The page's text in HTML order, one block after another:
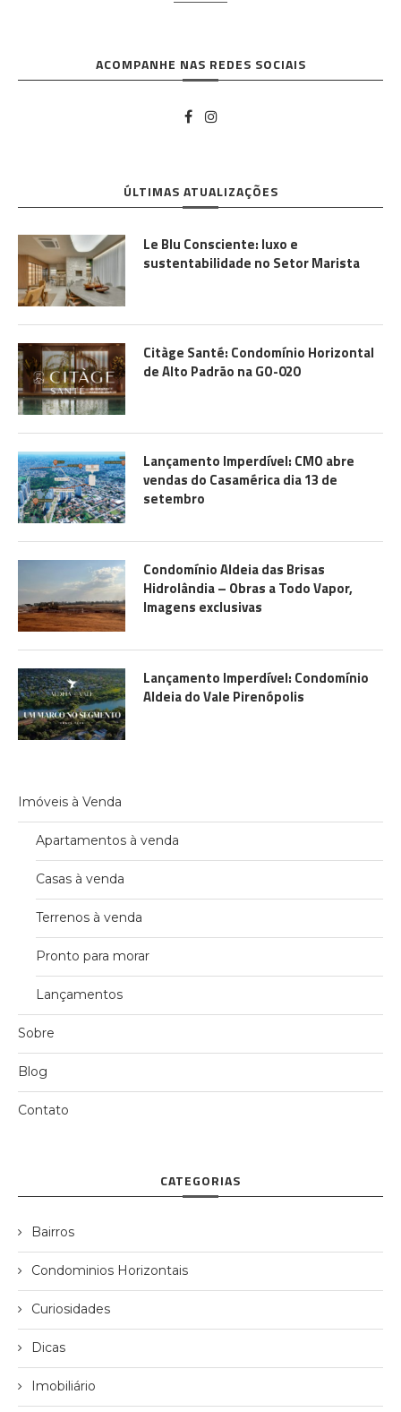
ACOMPANHE NAS REDES SOCIAIS
ÚLTIMAS ATUALIZAÇÕES
Le Blu Consciente: luxo e
sustentabilidade no Setor Marista
Citàge Santé: Condomínio Horizontal
de Alto Padrão na GO-020
Lançamento Imperdível: CMO abre
vendas do Casamérica dia 13 de
setembro
Condomínio Aldeia das Brisas
Hidrolândia – Obras a Todo Vapor,
Imagens exclusivas
Lançamento Imperdível: Condomínio
Aldeia do Vale Pirenópolis
Imóveis à Venda
Apartamentos à venda
Casas à venda
Terrenos à venda
Pronto para morar
Lançamentos
Sobre
Blog
Contato
CATEGORIAS
Bairros
Condominios Horizontais
Curiosidades
Dicas
Imobiliário